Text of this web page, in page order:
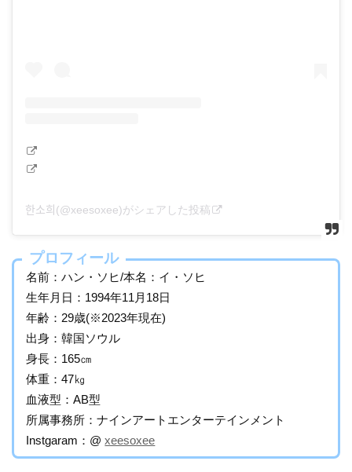
한소희(@xeesoxee)がシェアした投稿
プロフィール
名前：ハン・ソヒ/本名：イ・ソヒ
生年月日：1994年11月18日
年齢：29歳(※2023年現在)
出身：韓国ソウル
身長：165㎝
体重：47㎏
血液型：AB型
所属事務所：ナインアートエンターテインメント
Instgaram：@xeesoxee